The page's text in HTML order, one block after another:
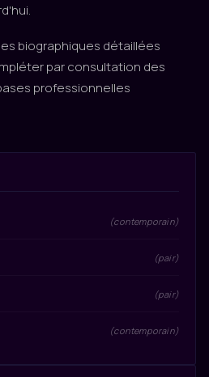
biographiques détaillées
par consultation des
professionnelles
(contemporain)
(pair)
(pair)
(contemporain)